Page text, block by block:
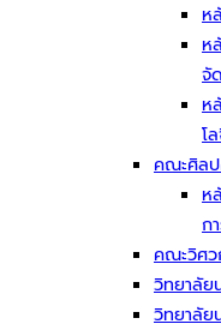
ห
ห
จั
ห
โ
คณะศิลป
ห
ก
คณะวิศว
วิทยาลัย
วิทยาลัย